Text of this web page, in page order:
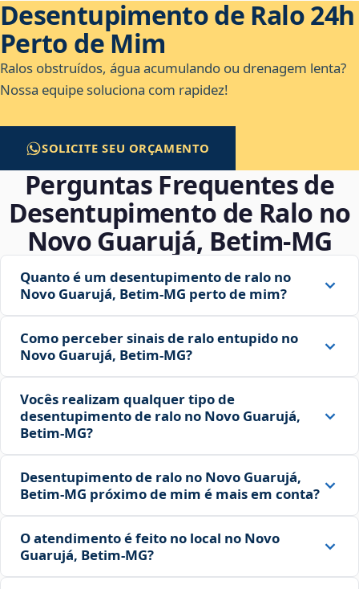
Desentupimento de Ralo 24h
Perto de Mim
Ralos obstruídos, água acumulando ou drenagem lenta?
Nossa equipe soluciona com rapidez!
SOLICITE SEU ORÇAMENTO
Perguntas Frequentes de
Desentupimento de Ralo no
Novo Guarujá, Betim‑MG
Quanto é um desentupimento de ralo no
Novo Guarujá, Betim‑MG perto de mim?
Como perceber sinais de ralo entupido no
Novo Guarujá, Betim‑MG?
Vocês realizam qualquer tipo de
desentupimento de ralo no Novo Guarujá,
Betim‑MG?
Desentupimento de ralo no Novo Guarujá,
Betim‑MG próximo de mim é mais em conta?
O atendimento é feito no local no Novo
Guarujá, Betim‑MG?